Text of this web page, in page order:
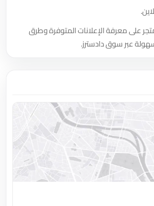
على معرفة الإعلانات المتوفرة وطرق
عبر سوق دادسترز.